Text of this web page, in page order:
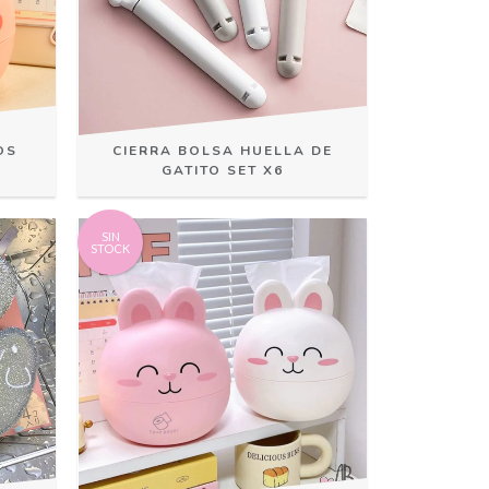
CIERRA BOLSA HUELLA DE
GATITO SET X6
SIN
STOCK